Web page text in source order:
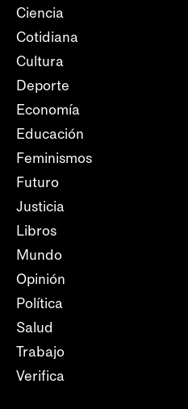
Ciencia
Cotidiana
Cultura
Deporte
Economía
Educación
Feminismos
Futuro
Justicia
Libros
Mundo
Opinión
Política
Salud
Trabajo
Verifica